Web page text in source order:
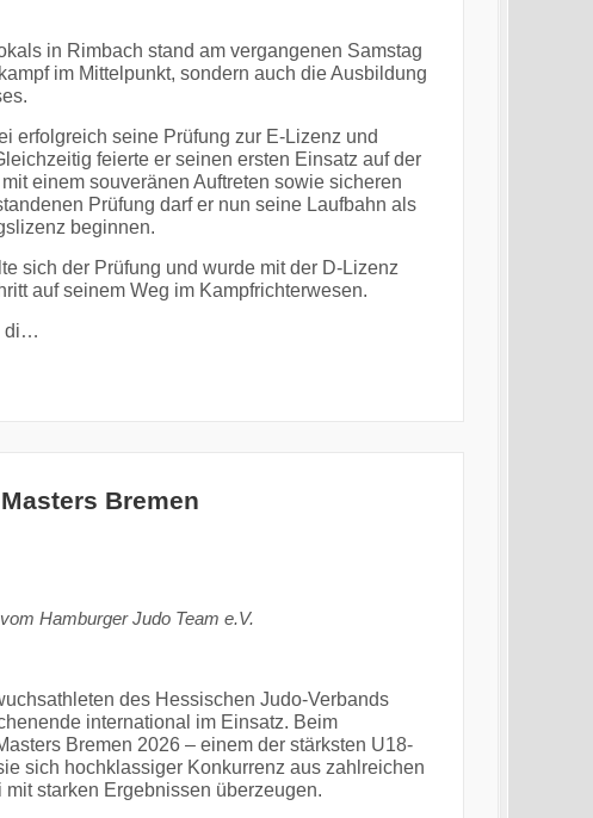
in Rimbach stand am vergangenen Samstag
im Mittelpunkt, sondern auch die Ausbildung
erfolgreich seine Prüfung zur E-Lizenz und
feierte er seinen ersten Einsatz auf der
einem souveränen Auftreten sowie sicheren
Prüfung darf er nun seine Laufbahn als
beginnen.
sich der Prüfung und wurde mit der D-Lizenz
auf seinem Weg im Kampfrichterwesen.
di…
Bremen
Hamburger Judo Team e.V.
des Hessischen Judo-Verbands
international im Einsatz. Beim
Bremen 2026 – einem der stärksten U18-
sich hochklassiger Konkurrenz aus zahlreichen
starken Ergebnissen überzeugen.